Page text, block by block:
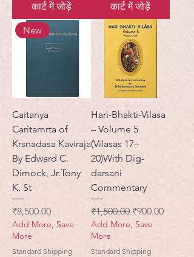
कार्ट में जोड़ें कार्ट में जोड़ें
New
Caitanya
Caritamrta of
Krsnadasa Kaviraja
By Edward C.
Dimock, Jr.Tony
K. St
मूल्य
₹8,500.00
Add More, Save
More
Standard Shipping
Hari-Bhakti-Vilasa
– Volume 5
(Vilasas 17–
20)With Dig-
darsani
Commentary
नियमित मूल्य
₹1,500.00 बिक्री मूल्य
₹900.00
Add More, Save
More
Standard Shipping